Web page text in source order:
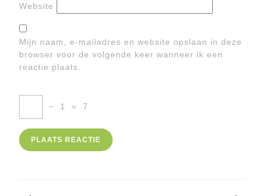
Website
Mijn naam, e-mailadres en website opslaan in deze
browser voor de volgende keer wanneer ik een
reactie plaats.
− 1 = 7